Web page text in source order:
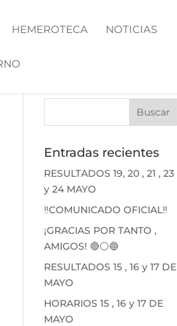
HEMEROTECA NOTICIAS
Entradas recientes
RESULTADOS 19, 20 , 21 , 23
y 24 MAYO
‼️COMUNICADO OFICIAL‼️
¡GRACIAS POR TANTO ,
AMIGOS! 🔴⚪🔵
RESULTADOS 15 , 16 y 17 DE
MAYO
HORARIOS 15 , 16 y 17 DE
MAYO